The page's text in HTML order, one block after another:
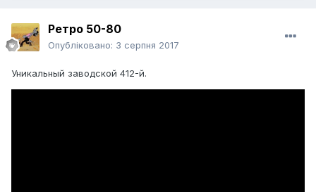
Ретро 50-80
Опубліковано: 3 серпня 2017
Уникальный заводской 412-й.